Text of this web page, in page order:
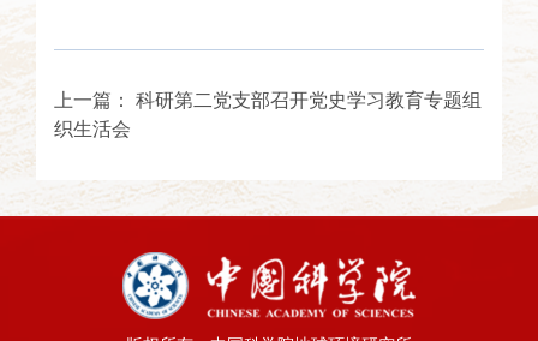
上一篇：
科研第二党支部召开党史学习教育专题组
织生活会